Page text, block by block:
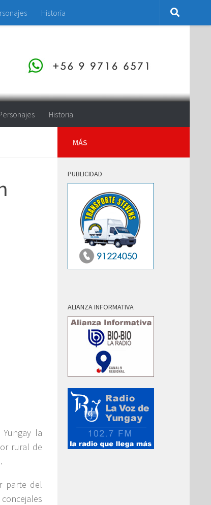
Historia
Historia
la
rural de
parte del
MÁS
PUBLICIDAD
ALIANZA INFORMATIVA